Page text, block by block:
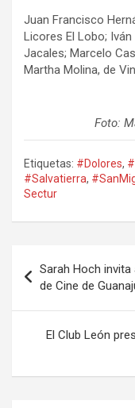
Juan Francisco
Licores El Lobo;
Jacales; Marcelo
Martha Molina, de
Foto:
Etiquetas: #Dolores,
#Salvatierra,
Sectur
de
entradas
Sarah Hoch
de Cine de
El Club León